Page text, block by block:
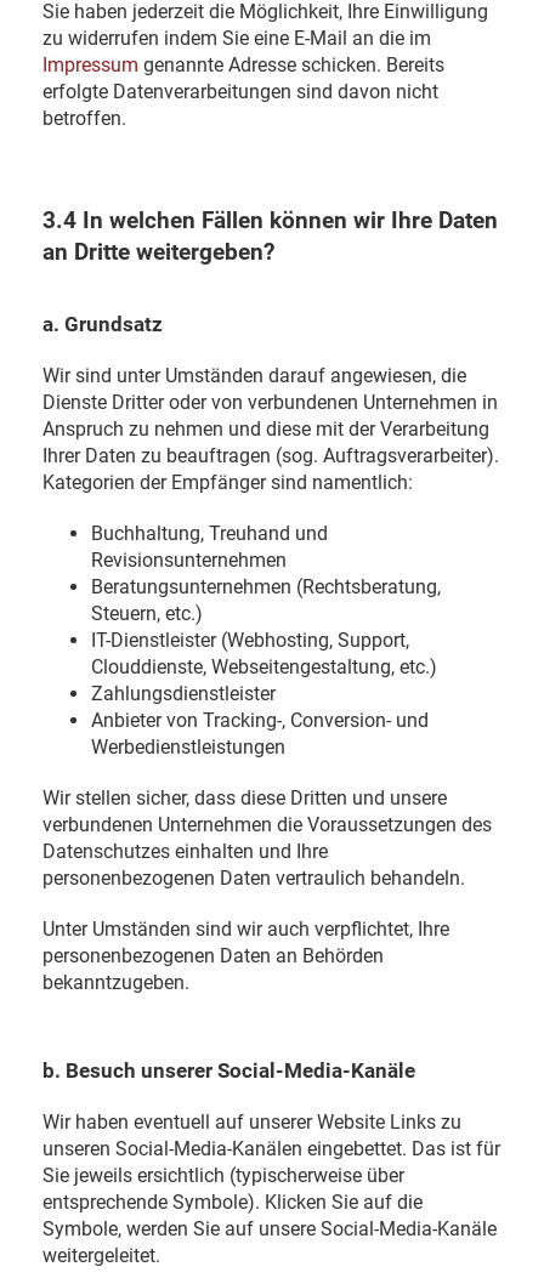
Sie haben jederzeit die Möglichkeit, Ihre Einwilligung
zu widerrufen indem Sie eine E-Mail an die im
Impressum genannte Adresse schicken. Bereits
erfolgte Datenverarbeitungen sind davon nicht
betroffen.
3.4 In welchen Fällen können wir Ihre Daten
an Dritte weitergeben?
a. Grundsatz
Wir sind unter Umständen darauf angewiesen, die
Dienste Dritter oder von verbundenen Unternehmen in
Anspruch zu nehmen und diese mit der Verarbeitung
Ihrer Daten zu beauftragen (sog. Auftragsverarbeiter).
Kategorien der Empfänger sind namentlich:
Buchhaltung, Treuhand und
Revisionsunternehmen
Beratungsunternehmen (Rechtsberatung,
Steuern, etc.)
IT-Dienstleister (Webhosting, Support,
Clouddienste, Webseitengestaltung, etc.)
Zahlungsdienstleister
Anbieter von Tracking-, Conversion- und
Werbedienstleistungen
Wir stellen sicher, dass diese Dritten und unsere
verbundenen Unternehmen die Voraussetzungen des
Datenschutzes einhalten und Ihre
personenbezogenen Daten vertraulich behandeln.
Unter Umständen sind wir auch verpflichtet, Ihre
personenbezogenen Daten an Behörden
bekanntzugeben.
b. Besuch unserer Social-Media-Kanäle
Wir haben eventuell auf unserer Website Links zu
unseren Social-Media-Kanälen eingebettet. Das ist für
Sie jeweils ersichtlich (typischerweise über
entsprechende Symbole). Klicken Sie auf die
Symbole, werden Sie auf unsere Social-Media-Kanäle
weitergeleitet.